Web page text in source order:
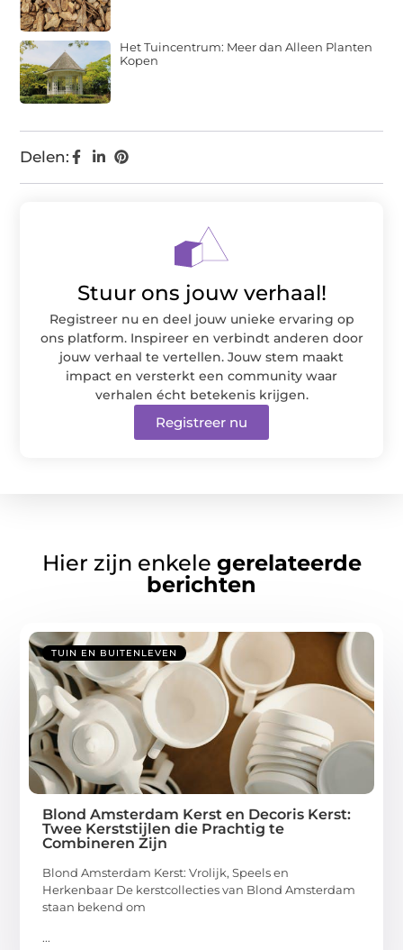
Delen:
Het Tuincentrum: Meer dan Alleen Planten
Kopen
Stuur ons jouw verhaal!
Registreer nu en deel jouw unieke ervaring op
ons platform. Inspireer en verbindt anderen door
jouw verhaal te vertellen. Jouw stem maakt
impact en versterkt een community waar
verhalen écht betekenis krijgen.
Registreer nu
Hier zijn enkele gerelateerde
berichten
TUIN EN BUITENLEVEN
Blond Amsterdam Kerst en Decoris Kerst:
Twee Kerststijlen die Prachtig te
Combineren Zijn
Blond Amsterdam Kerst: Vrolijk, Speels en
Herkenbaar De kerstcollecties van Blond Amsterdam
staan bekend om
...